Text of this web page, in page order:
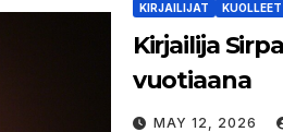
KIRJAILIJAT KUOLLEET
Kirjailija
vuotiaana
MAY 12, 2026